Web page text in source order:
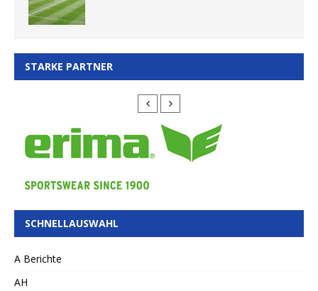
STARKE PARTNER
SCHNELLAUSWAHL
A Berichte
AH